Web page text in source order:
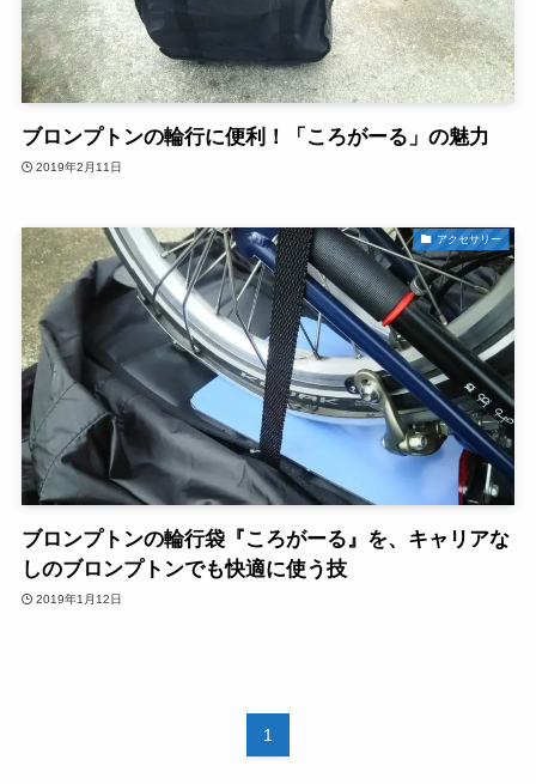
ブロンプトンの輪行に便利！「ころがーる」の魅力
2019年2月11日
アクセサリー
ブロンプトンの輪行袋『ころがーる』を、キャリアな
しのブロンプトンでも快適に使う技
2019年1月12日
1